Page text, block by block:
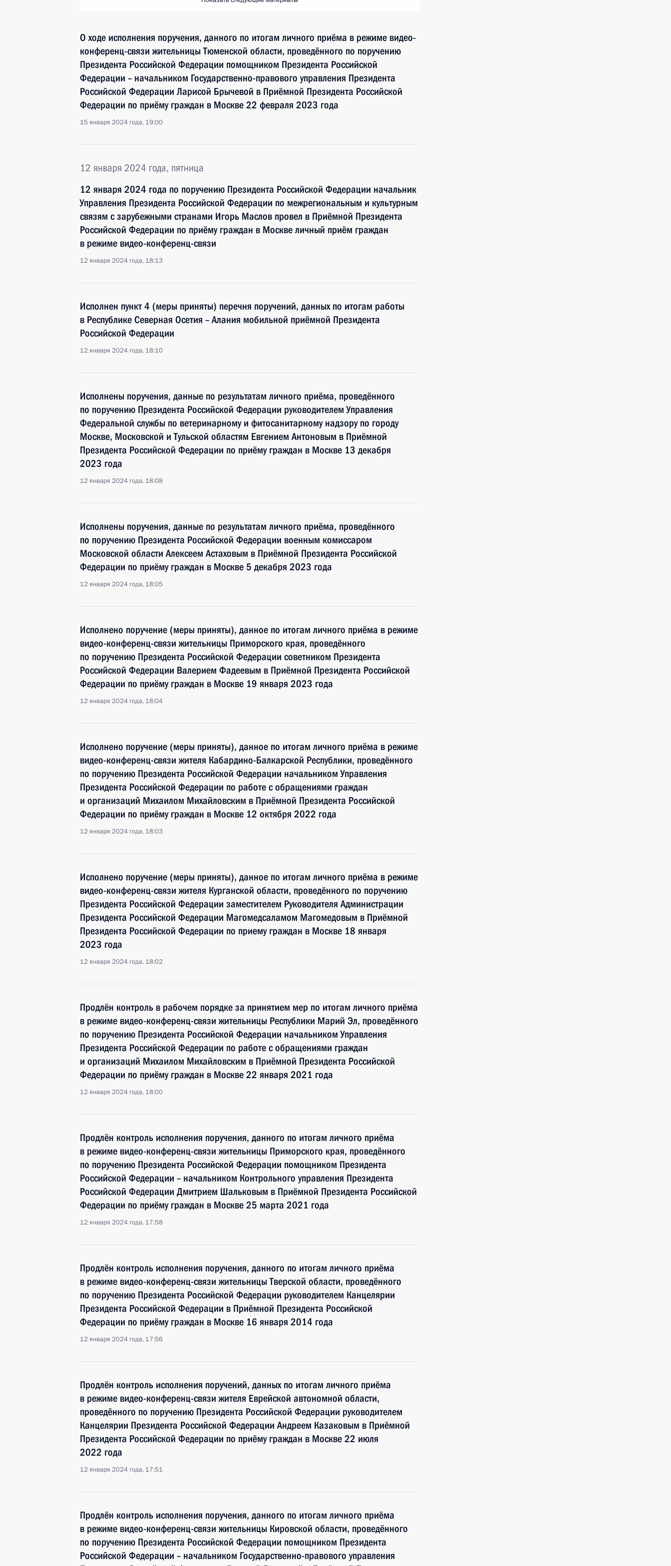
О ходе исполнения поручения, данного по итогам личного приёма в режиме видео-
конференц-связи жительницы Тюменской области, проведённого по поручению
Президента Российской Федерации помощником Президента Российской
Федерации – начальником Государственно-правового управления Президента
Российской Федерации Ларисой Брычевой в Приёмной Президента Российской
Федерации по приёму граждан в Москве 22 февраля 2023 года
15 января 2024 года, 19:00
12 января 2024 года, пятница
12 января 2024 года по поручению Президента Российской Федерации начальник
Управления Президента Российской Федерации по межрегиональным и культурным
связям с зарубежными странами Игорь Маслов провел в Приёмной Президента
Российской Федерации по приёму граждан в Москве личный приём граждан
в режиме видео-конференц-связи
12 января 2024 года, 18:13
Исполнен пункт 4 (меры приняты) перечня поручений, данных по итогам работы
в Республике Северная Осетия – Алания мобильной приёмной Президента
Российской Федерации
12 января 2024 года, 18:10
Исполнены поручения, данные по результатам личного приёма, проведённого
по поручению Президента Российской Федерации руководителем Управления
Федеральной службы по ветеринарному и фитосанитарному надзору по городу
Москве, Московской и Тульской областям Евгением Антоновым в Приёмной
Президента Российской Федерации по приёму граждан в Москве 13 декабря
2023 года
12 января 2024 года, 18:08
Исполнены поручения, данные по результатам личного приёма, проведённого
по поручению Президента Российской Федерации военным комиссаром
Московской области Алексеем Астаховым в Приёмной Президента Российской
Федерации по приёму граждан в Москве 5 декабря 2023 года
12 января 2024 года, 18:05
Исполнено поручение (меры приняты), данное по итогам личного приёма в режиме
видео-конференц-связи жительницы Приморского края, проведённого
по поручению Президента Российской Федерации советником Президента
Российской Федерации Валерием Фадеевым в Приёмной Президента Российской
Федерации по приёму граждан в Москве 19 января 2023 года
12 января 2024 года, 18:04
Исполнено поручение (меры приняты), данное по итогам личного приёма в режиме
видео-конференц-связи жителя Кабардино-Балкарской Республики, проведённого
по поручению Президента Российской Федерации начальником Управления
Президента Российской Федерации по работе с обращениями граждан
и организаций Михаилом Михайловским в Приёмной Президента Российской
Федерации по приёму граждан в Москве 12 октября 2022 года
12 января 2024 года, 18:03
Исполнено поручение (меры приняты), данное по итогам личного приёма в режиме
видео-конференц-связи жителя Курганской области, проведённого по поручению
Президента Российской Федерации заместителем Руководителя Администрации
Президента Российской Федерации Магомедсаламом Магомедовым в Приёмной
Президента Российской Федерации по приему граждан в Москве 18 января
2023 года
12 января 2024 года, 18:02
Продлён контроль в рабочем порядке за принятием мер по итогам личного приёма
в режиме видео-конференц-связи жительницы Республики Марий Эл, проведённого
по поручению Президента Российской Федерации начальником Управления
Президента Российской Федерации по работе с обращениями граждан
и организаций Михаилом Михайловским в Приёмной Президента Российской
Федерации по приёму граждан в Москве 22 января 2021 года
12 января 2024 года, 18:00
Продлён контроль исполнения поручения, данного по итогам личного приёма
в режиме видео-конференц-связи жительницы Приморского края, проведённого
по поручению Президента Российской Федерации помощником Президента
Российской Федерации – начальником Контрольного управления Президента
Российской Федерации Дмитрием Шальковым в Приёмной Президента Российской
Федерации по приёму граждан в Москве 25 марта 2021 года
12 января 2024 года, 17:58
Продлён контроль исполнения поручения, данного по итогам личного приёма
в режиме видео-конференц-связи жительницы Тверской области, проведённого
по поручению Президента Российской Федерации руководителем Канцелярии
Президента Российской Федерации в Приёмной Президента Российской
Федерации по приёму граждан в Москве 16 января 2014 года
12 января 2024 года, 17:56
Продлён контроль исполнения поручений, данных по итогам личного приёма
в режиме видео-конференц-связи жителя Еврейской автономной области,
проведённого по поручению Президента Российской Федерации руководителем
Канцелярии Президента Российской Федерации Андреем Казаковым в Приёмной
Президента Российской Федерации по приёму граждан в Москве 22 июля
2022 года
12 января 2024 года, 17:51
Продлён контроль исполнения поручения, данного по итогам личного приёма
в режиме видео-конференц-связи жительницы Кировской области, проведённого
по поручению Президента Российской Федерации помощником Президента
Российской Федерации – начальником Государственно-правового управления